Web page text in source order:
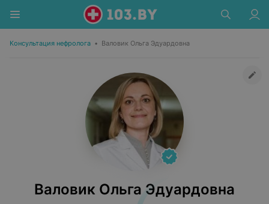
Консультация нефролога • Валовик Ольга Эдуардовна
Валовик Ольга Эдуардовна